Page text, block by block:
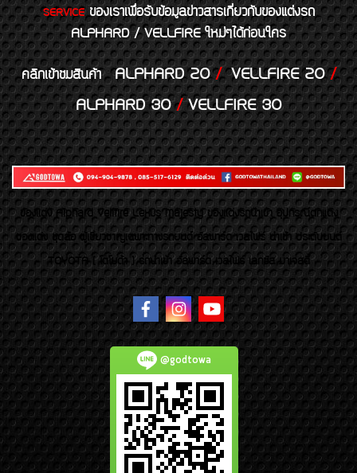
SERVICEของเราเพื่อรับข้อมูลข่าวสารเกี่ยวกับของแต่งรถ
ALPHARD / VELLFIRE ใหม่ๆได้ก่อนใคร
คลิกเข้าชมสินค้า ALPHARD 20/VELLFIRE 20/
ALPHARD 30/VELLFIRE 30
ของเเต่ง Alphard Vellfire Lexus Majesty ของเเต่งรถนำเข้า อุปกรณ์ตกแต่ง
ของแต่ง ชุดล้อ ผู้เชี่ยวชาญเฉพาะทางรถยนต์ อัลพาร์ด เวลไฟร์ นำเข้า ประดับยนต์
TOYOTA ( โตโยต้า ) รถนำเข้า อัลพาร์ด เวลไฟร์ เลกซัส มาเจสตี้
@godtowa